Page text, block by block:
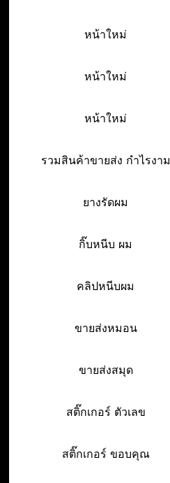
หน้าใหม่
หน้าใหม่
หน้าใหม่
รวมสินค้าขายส่ง กำไรงาม
ยางรัดผม
กิ๊บหนีบ ผม
คลิปหนีบผม
ขายส่งหมอน
ขายส่งสมุด
สติ๊กเกอร์ ตัวเลข
สติ๊กเกอร์ ขอบคุณ